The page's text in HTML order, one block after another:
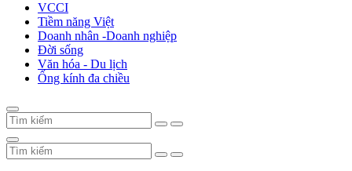
VCCI
Tiềm năng Việt
Doanh nhân -Doanh nghiệp
Đời sống
Văn hóa - Du lịch
Ống kính đa chiều